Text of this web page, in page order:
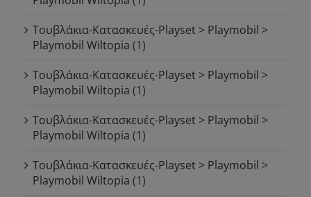
Τουβλάκια-Κατασκευές-Playset > Playmobil >
Playmobil Wiltopia (1)
Τουβλάκια-Κατασκευές-Playset > Playmobil >
Playmobil Wiltopia (1)
Τουβλάκια-Κατασκευές-Playset > Playmobil >
Playmobil Wiltopia (1)
Τουβλάκια-Κατασκευές-Playset > Playmobil >
Playmobil Wiltopia (1)